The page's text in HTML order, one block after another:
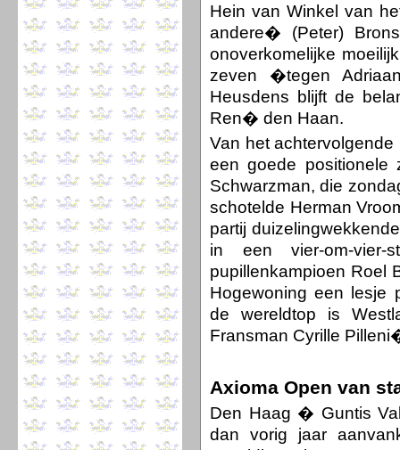
Hein van Winkel van
andere� (Peter)
onoverkomelijke
zeven �tegen
Heusdens blijft de
Ren� den Haan.
Van het
een goede positionele
Schwarzman, die
schotelde Herman
partij
in een vier-om-vier-
pupillenkampioen Roel
Hogewoning een lesje
de wereldtop is
Fransman Cyrille
Axioma Open van
Den Haag � Guntis
dan vorig jaar